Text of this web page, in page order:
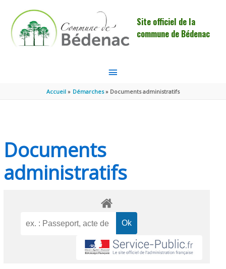
Site officiel de la
commune de Bédenac
MENU
PRINCIPAL
Accueil Démarches Documents administratifs
Documents
administratifs